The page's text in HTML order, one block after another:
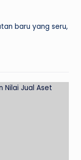
baru yang seru,